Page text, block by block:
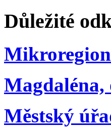
Důležité
Magdaléna,
Městský